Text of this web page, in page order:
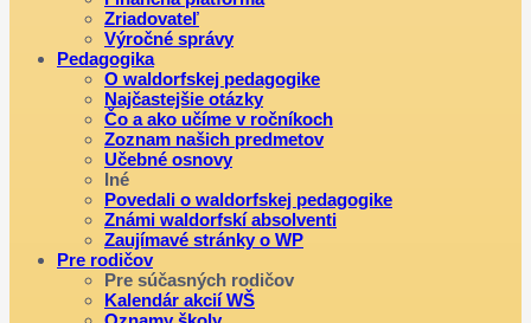
Zriadovateľ
Výročné správy
Pedagogika
O waldorfskej pedagogike
Najčastejšie otázky
Čo a ako učíme v ročníkoch
Zoznam našich predmetov
Učebné osnovy
Iné
Povedali o waldorfskej pedagogike
Známi waldorfskí absolventi
Zaujímavé stránky o WP
Pre rodičov
Pre súčasných rodičov
Kalendár akcií WŠ